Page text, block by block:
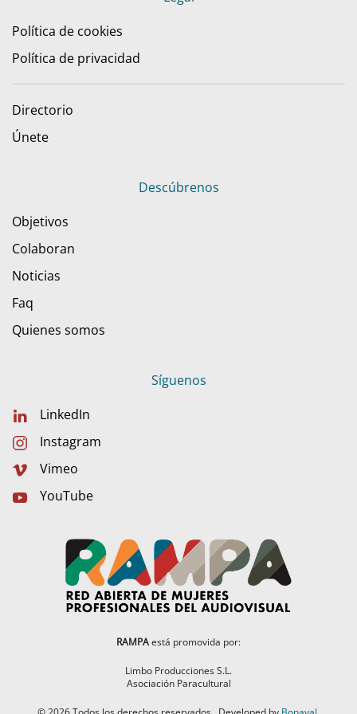
Política de cookies
Política de privacidad
Directorio
Únete
Descúbrenos
Objetivos
Colaboran
Noticias
Faq
Quienes somos
Síguenos
LinkedIn
Instagram
Vimeo
YouTube
RAMPAestá promovida por:
Limbo Producciones S.L.
Asociación Paracultural